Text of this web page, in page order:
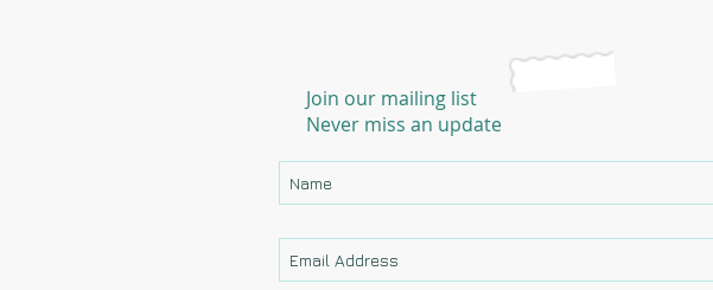
Join our mailing list
Never miss an update